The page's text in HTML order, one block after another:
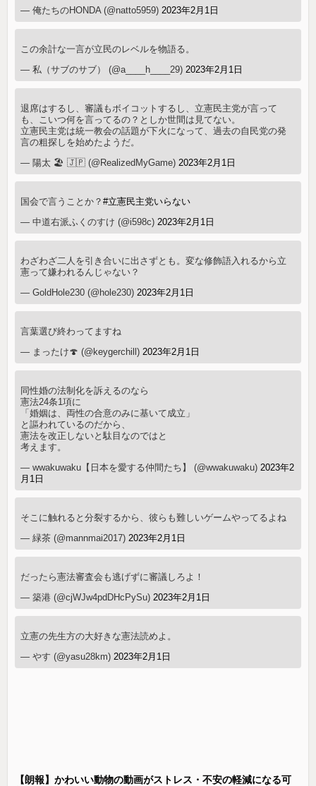
— 俺たちのHONDA (@natto5959) 2023年2月1日
この余計な一言が立民のレベルを物語る。
— 私（サブのサブ） (@a____h____29) 2023年2月1日
退席はするし、審議もボイコットするし、立憲民主党が言って
も、こいつ何を言ってるの？としか世間は見てない。
立憲民主党は統一教会の話題が下火になって、過去の自民党の発
言の粗探しを始めたようだ。
— 陽太 🏖️ 🇯🇵 (@RealizedMyGame) 2023年2月1日
国会で言うことか？#立憲民主党いらない
— 中道右派ふくのすけ (@i598c) 2023年2月1日
わざわざ二人を引き合いに出さずとも。変な修飾語入れるから立
憲って嫌われるんじゃない？
— GoldHole230 (@hole230) 2023年2月1日
言葉選び終わってますね
— まったけ🍄 (@keygerchill) 2023年2月1日
同性婚の法制化を訴えるのなら
憲法24条1項に
「婚姻は、両性の合意のみに基いて成立」
と謳われているのだから、
憲法を改正しないと駄目なのではと
考えます。
— wwakuwaku【日本を愛する仲間たち】 (@wwakuwaku) 2023年2
月1日
そこに触れると分裂するから、彼らも難しいゲームやってるよね
— 緑茶 (@mannmai2017) 2023年2月1日
だったら憲法審査会も逃げずに審議しろよ！
— 築港 (@cjWJw4pdDHcPySu) 2023年2月1日
立憲の先生方の大好きな憲法読めよ。
— やす (@yasu28km) 2023年2月1日
【朗報】かわいい動物の動画がストレス・不安の軽減になる可